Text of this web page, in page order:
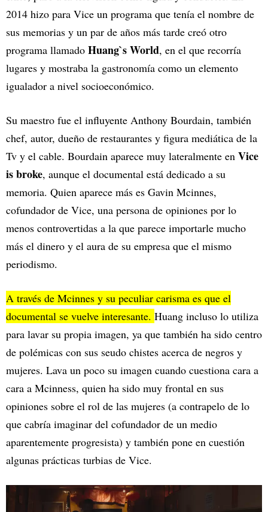
2014 hizo para Vice un programa que tenía el nombre de
sus memorias y un par de años más tarde creó otro
programa llamado Huang`s World, en el que recorría
lugares y mostraba la gastronomía como un elemento
igualador a nivel socioeconómico.
Su maestro fue el influyente Anthony Bourdain, también
chef, autor, dueño de restaurantes y figura mediática de la
Tv y el cable. Bourdain aparece muy lateralmente en Vice
is broke, aunque el documental está dedicado a su
memoria. Quien aparece más es Gavin Mcinnes,
cofundador de Vice, una persona de opiniones por lo
menos controvertidas a la que parece importarle mucho
más el dinero y el aura de su empresa que el mismo
periodismo.
A través de Mcinnes y su peculiar carisma es que el
documental se vuelve interesante. Huang incluso lo utiliza
para lavar su propia imagen, ya que también ha sido centro
de polémicas con sus seudo chistes acerca de negros y
mujeres. Lava un poco su imagen cuando cuestiona cara a
cara a Mcinness, quien ha sido muy frontal en sus
opiniones sobre el rol de las mujeres (a contrapelo de lo
que cabría imaginar del cofundador de un medio
aparentemente progresista) y también pone en cuestión
algunas prácticas turbias de Vice.